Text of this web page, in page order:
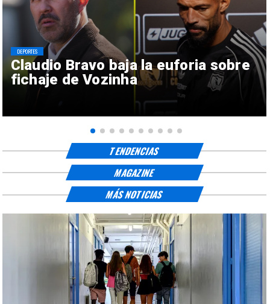
Claudio Bravo baja la euforia sobre
fichaje de Vozinha
DEPORTES
TENDENCIAS
MAGAZINE
MÁS NOTICIAS